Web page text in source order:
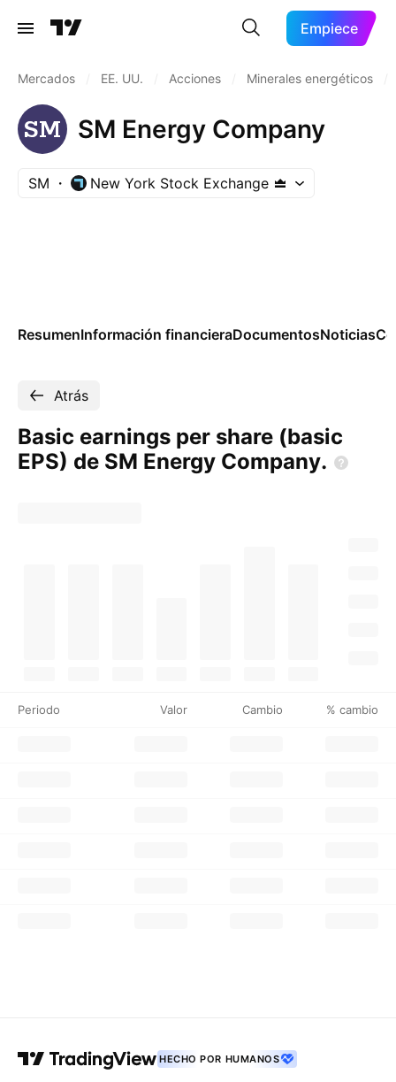
Empiece
Mercados EE. UU. Acciones Minerales energéticos
SM Energy Company
SM New York Stock Exchange
ResumenInformación financieraDocumentosNoticias
Atrás
Basic earnings per share (basic
EPS) de SM Energy Company.
Periodo Valor Cambio % cambio
HECHO POR HUMANOS